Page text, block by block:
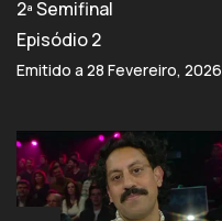
2ª Semifinal
Episódio 2
Emitido a 28 Fevereiro, 2026